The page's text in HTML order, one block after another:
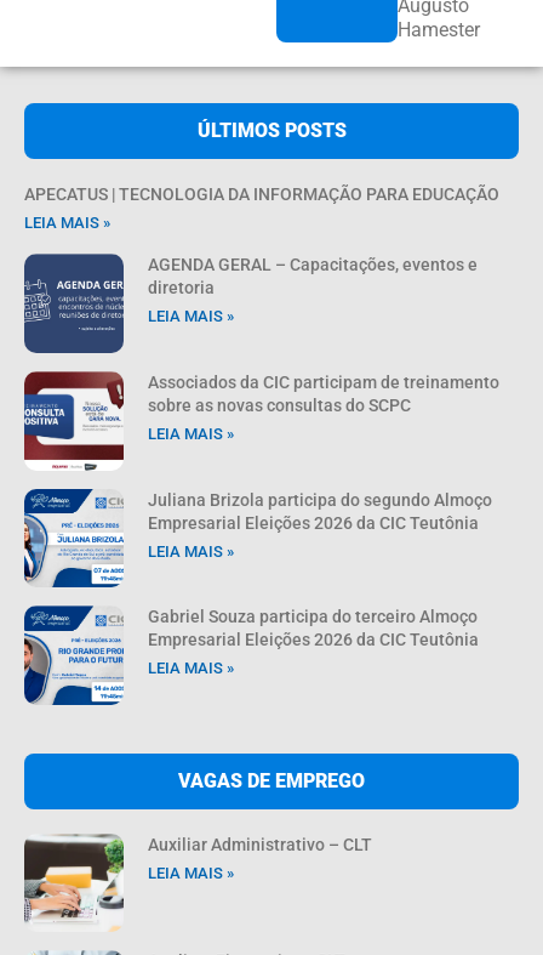
Augusto
Hamester
ÚLTIMOS POSTS
APECATUS | TECNOLOGIA DA INFORMAÇÃO PARA EDUCAÇÃO
LEIA MAIS »
AGENDA GERAL – Capacitações, eventos e
diretoria
LEIA MAIS »
Associados da CIC participam de treinamento
sobre as novas consultas do SCPC
LEIA MAIS »
Juliana Brizola participa do segundo Almoço
Empresarial Eleições 2026 da CIC Teutônia
LEIA MAIS »
Gabriel Souza participa do terceiro Almoço
Empresarial Eleições 2026 da CIC Teutônia
LEIA MAIS »
VAGAS DE EMPREGO
Auxiliar Administrativo – CLT
LEIA MAIS »